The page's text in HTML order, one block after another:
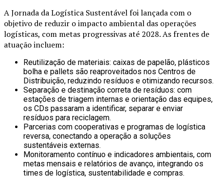
A Jornada da Logística Sustentável foi lançada com o
objetivo de reduzir o impacto ambiental das operações
logísticas, com metas progressivas até 2028. As frentes de
atuação incluem:
Reutilização de materiais: caixas de papelão, plásticos
bolha e pallets são reaproveitados nos Centros de
Distribuição, reduzindo resíduos e otimizando recursos.
Separação e destinação correta de resíduos: com
estações de triagem internas e orientação das equipes,
os CDs passaram a identificar, separar e enviar
resíduos para reciclagem.
Parcerias com cooperativas e programas de logística
reversa, conectando a operação a soluções
sustentáveis externas.
Monitoramento contínuo e indicadores ambientais, com
metas mensais e relatórios de avanço, integrando os
times de logística, sustentabilidade e compras.